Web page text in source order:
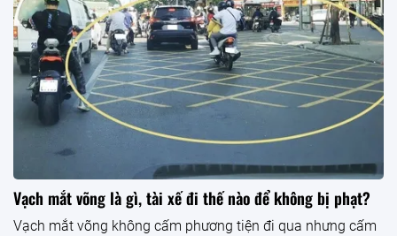
Vạch mắt võng là gì, tài xế đi thế nào để không bị phạt?
Vạch mắt võng không cấm phương tiện đi qua nhưng cấm